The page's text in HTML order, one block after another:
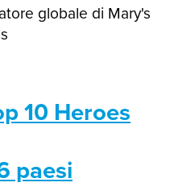
globale di Mary's
10 Heroes
paesi